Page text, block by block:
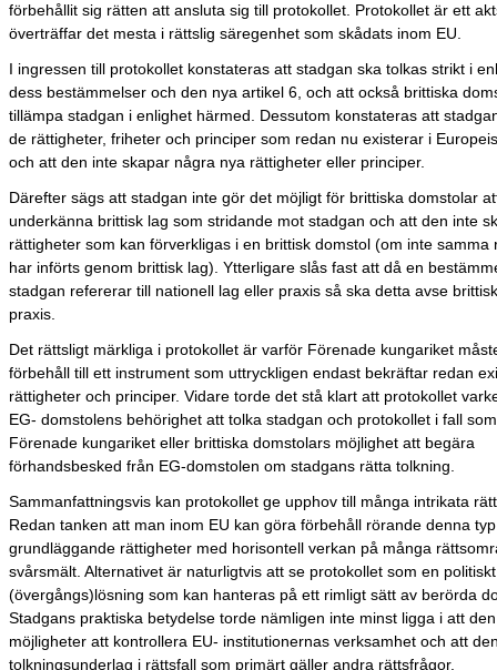
förbehållit sig rätten att ansluta sig till protokollet. Protokollet är ett
överträffar det mesta i rättslig säregenhet som skådats inom EU.
I ingressen till protokollet konstateras att stadgan ska tolkas strikt i
dess bestämmelser och den nya artikel 6, och att också brittiska
tillämpa stadgan i enlighet härmed. Dessutom konstateras att
de rättigheter, friheter och principer som redan nu existerar i
och att den inte skapar några nya rättigheter eller principer.
Därefter sägs att stadgan inte gör det möjligt för brittiska domstolar
underkänna brittisk lag som stridande mot stadgan och att den inte
rättigheter som kan förverkligas i en brittisk domstol (om inte samma
har införts genom brittisk lag). Ytterligare slås fast att då en
stadgan refererar till nationell lag eller praxis så ska detta avse
praxis.
Det rättsligt märkliga i protokollet är varför Förenade kungariket
förbehåll till ett instrument som uttryckligen endast bekräftar redan
rättigheter och principer. Vidare torde det stå klart att protokollet
EG- domstolens behörighet att tolka stadgan och protokollet i fall
Förenade kungariket eller brittiska domstolars möjlighet att begära
förhandsbesked från EG-domstolen om stadgans rätta tolkning.
Sammanfattningsvis kan protokollet ge upphov till många intrikata
Redan tanken att man inom EU kan göra förbehåll rörande denna
grundläggande rättigheter med horisontell verkan på många
svårsmält. Alternativet är naturligtvis att se protokollet som en
(övergångs)lösning som kan hanteras på ett rimligt sätt av berörda
Stadgans praktiska betydelse torde nämligen inte minst ligga i att
möjligheter att kontrollera EU- institutionernas verksamhet och att
tolkningsunderlag i rättsfall som primärt gäller andra rättsfrågor.